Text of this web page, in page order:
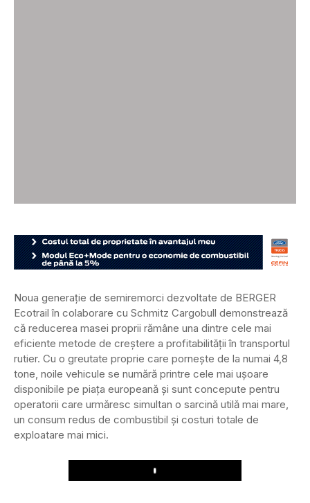
Noua generație de semiremorci dezvoltate de BERGER
Ecotrail în colaborare cu Schmitz Cargobull demonstrează
că reducerea masei proprii rămâne una dintre cele mai
eficiente metode de creștere a profitabilității în transportul
rutier. Cu o greutate proprie care pornește de la numai 4,8
tone, noile vehicule se numără printre cele mai ușoare
disponibile pe piața europeană și sunt concepute pentru
operatorii care urmăresc simultan o sarcină utilă mai mare,
un consum redus de combustibil și costuri totale de
exploatare mai mici.
Play